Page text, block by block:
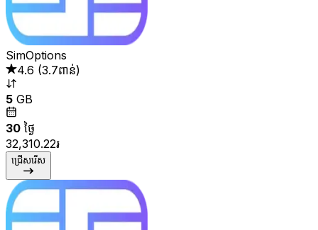
SimOptions
4.6 (3.7ពាន់)
5 GB
30 ថ្ងៃ
32,310.22៛
ជ្រើសរើស